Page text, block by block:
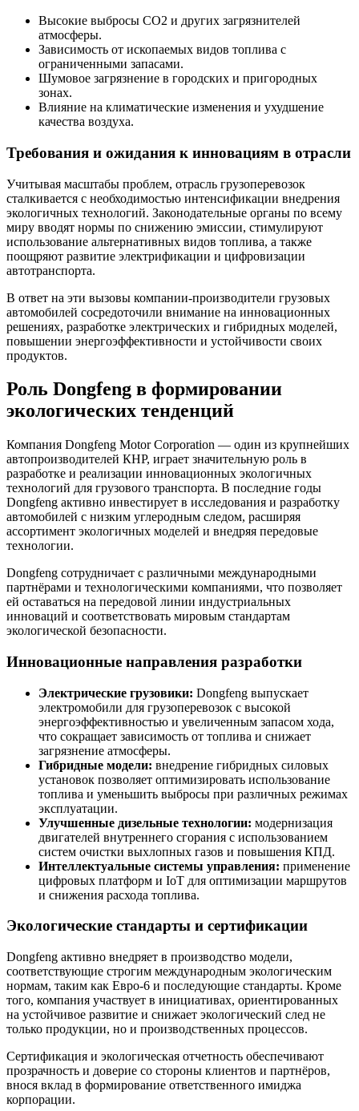
Высокие выбросы СО2 и других загрязнителей
атмосферы.
Зависимость от ископаемых видов топлива с
ограниченными запасами.
Шумовое загрязнение в городских и пригородных
зонах.
Влияние на климатические изменения и ухудшение
качества воздуха.
Требования и ожидания к инновациям в отрасли
Учитывая масштабы проблем, отрасль грузоперевозок
сталкивается с необходимостью интенсификации внедрения
экологичных технологий. Законодательные органы по всему
миру вводят нормы по снижению эмиссии, стимулируют
использование альтернативных видов топлива, а также
поощряют развитие электрификации и цифровизации
автотранспорта.
В ответ на эти вызовы компании-производители грузовых
автомобилей сосредоточили внимание на инновационных
решениях, разработке электрических и гибридных моделей,
повышении энергоэффективности и устойчивости своих
продуктов.
Роль Dongfeng в формировании
экологических тенденций
Компания Dongfeng Motor Corporation — один из крупнейших
автопроизводителей КНР, играет значительную роль в
разработке и реализации инновационных экологичных
технологий для грузового транспорта. В последние годы
Dongfeng активно инвестирует в исследования и разработку
автомобилей с низким углеродным следом, расширяя
ассортимент экологичных моделей и внедряя передовые
технологии.
Dongfeng сотрудничает с различными международными
партнёрами и технологическими компаниями, что позволяет
ей оставаться на передовой линии индустриальных
инноваций и соответствовать мировым стандартам
экологической безопасности.
Инновационные направления разработки
Электрические грузовики: Dongfeng выпускает
электромобили для грузоперевозок с высокой
энергоэффективностью и увеличенным запасом хода,
что сокращает зависимость от топлива и снижает
загрязнение атмосферы.
Гибридные модели: внедрение гибридных силовых
установок позволяет оптимизировать использование
топлива и уменьшить выбросы при различных режимах
эксплуатации.
Улучшенные дизельные технологии: модернизация
двигателей внутреннего сгорания с использованием
систем очистки выхлопных газов и повышения КПД.
Интеллектуальные системы управления: применение
цифровых платформ и IoT для оптимизации маршрутов
и снижения расхода топлива.
Экологические стандарты и сертификации
Dongfeng активно внедряет в производство модели,
соответствующие строгим международным экологическим
нормам, таким как Евро-6 и последующие стандарты. Кроме
того, компания участвует в инициативах, ориентированных
на устойчивое развитие и снижает экологический след не
только продукции, но и производственных процессов.
Сертификация и экологическая отчетность обеспечивают
прозрачность и доверие со стороны клиентов и партнёров,
внося вклад в формирование ответственного имиджа
корпорации.